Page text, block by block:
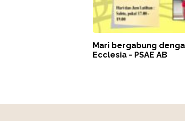
Mari bergabung
Ecclesia - PSAE AB